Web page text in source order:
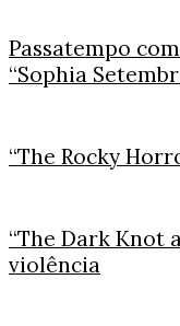
Passatempo
“Sophia
“The Rocky
“The Dark Knot
violência